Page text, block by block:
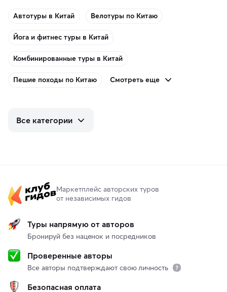
Автотуры в Китай Велотуры по Китаю
Йога и фитнес туры в Китай
Комбинированные туры в Китай
Пешие походы по Китаю Смотреть еще
Все категории
Маркетплейс авторских туров
от независимых гидов
Туры напрямую от авторов
Бронируй без наценок и посредников
Проверенные авторы
Все авторы подтверждают свою личность
Безопасная оплата